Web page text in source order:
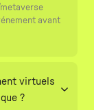
metaverse
avant
virtuels
?